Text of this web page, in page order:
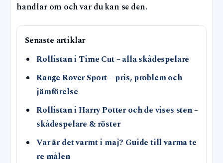
handlar om och var du kan se den.
Senaste artiklar
Rollistan i Time Cut – alla skådespelare
Range Rover Sport – pris, problem och
jämförelse
Rollistan i Harry Potter och de vises sten –
skådespelare & röster
Var är det varmt i maj? Guide till varma te
re målen